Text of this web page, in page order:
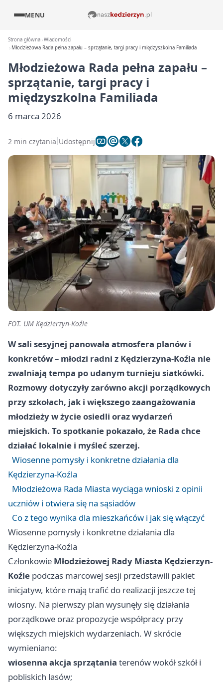
MENU
Strona główna Wiadomości
Młodzieżowa Rada pełna zapału – sprzątanie, targi pracy i międzyszkolna Familiada
Młodzieżowa Rada pełna zapału –
sprzątanie, targi pracy i
międzyszkolna Familiada
6 marca 2026
2 min czytania Udostępnij
FOT. UM Kędzierzyn-Koźle
W sali sesyjnej panowała atmosfera planów i
konkretów – młodzi radni z Kędzierzyna-Koźla nie
zwalniają tempa po udanym turnieju siatkówki.
Rozmowy dotyczyły zarówno akcji porządkowych
przy szkołach, jak i większego zaangażowania
młodzieży w życie osiedli oraz wydarzeń
miejskich. To spotkanie pokazało, że Rada chce
działać lokalnie i myśleć szerzej.
Wiosenne pomysły i konkretne działania dla
Kędzierzyna-Koźla
Młodzieżowa Rada Miasta wyciąga wnioski z opinii
uczniów i otwiera się na sąsiadów
Co z tego wynika dla mieszkańców i jak się włączyć
Wiosenne pomysły i konkretne działania dla
Kędzierzyna-Koźla
Członkowie Młodzieżowej Rady Miasta Kędzierzyn-
Koźle podczas marcowej sesji przedstawili pakiet
inicjatyw, które mają trafić do realizacji jeszcze tej
wiosny. Na pierwszy plan wysunęły się działania
porządkowe oraz propozycje współpracy przy
większych miejskich wydarzeniach. W skrócie
wymieniano:
wiosenna akcja sprzątania terenów wokół szkół i
pobliskich lasów;